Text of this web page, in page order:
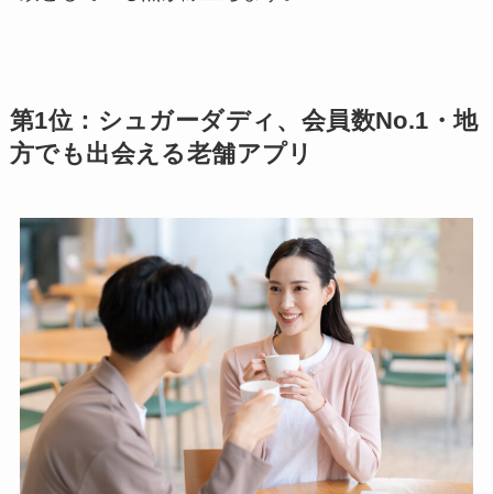
第1位：シュガーダディ、会員数No.1・地
方でも出会える老舗アプリ